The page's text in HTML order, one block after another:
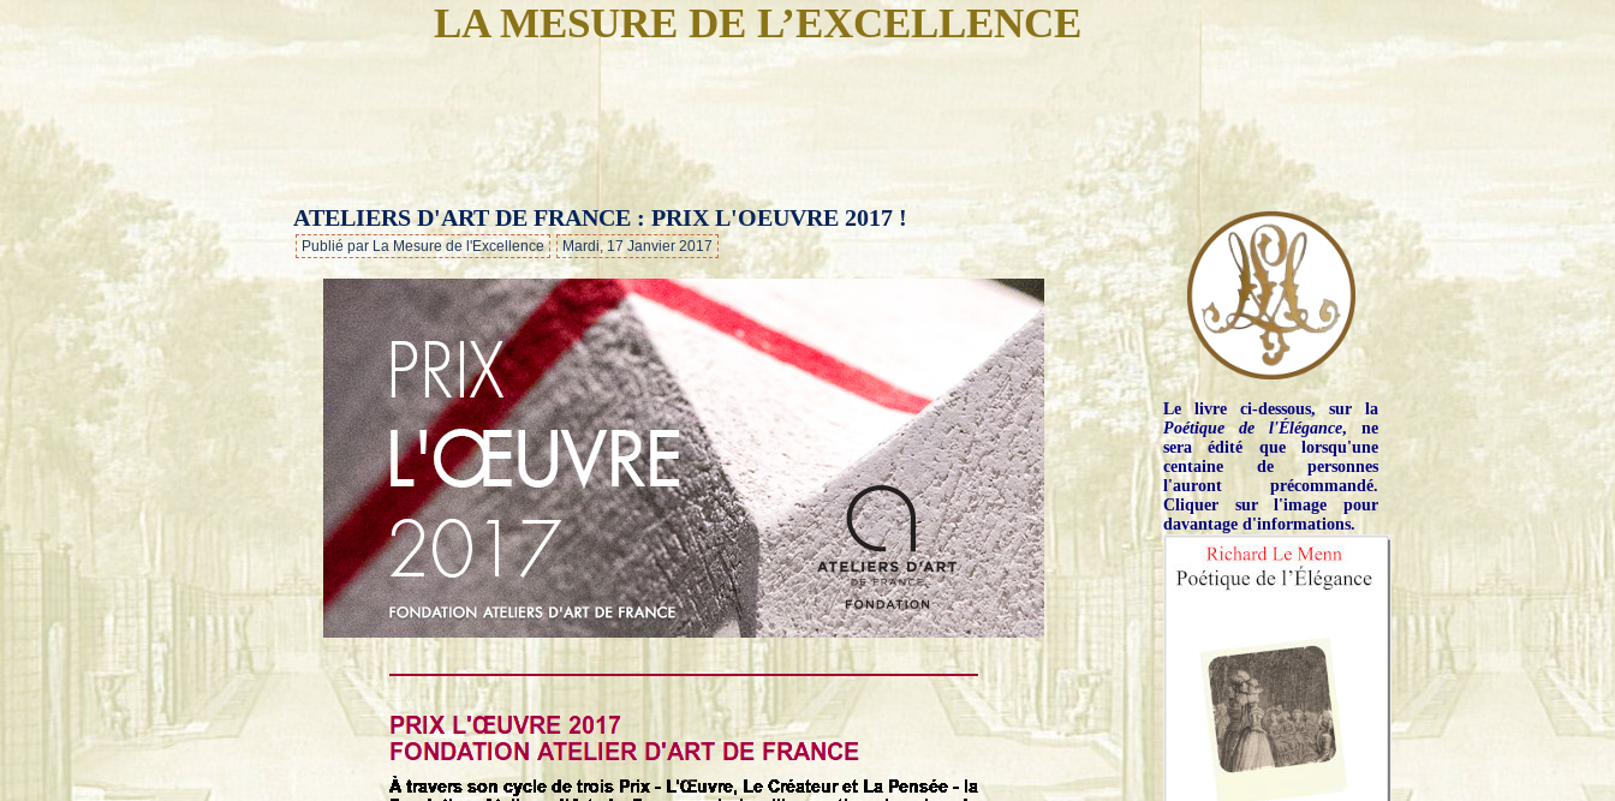
LA MESURE DE L’EXCELLENCE
…
ATELIERS D'ART DE FRANCE : PRIX L'OEUVRE 2017 !
Publié par La Mesure de l'Excellence Mardi, 17 Janvier 2017
Le livre ci-dessous, sur la
Poétique de l'Élégance, ne
sera édité que lorsqu'une
centaine de personnes
l'auront précommandé.
Cliquer sur l'image pour
davantage d'informations.